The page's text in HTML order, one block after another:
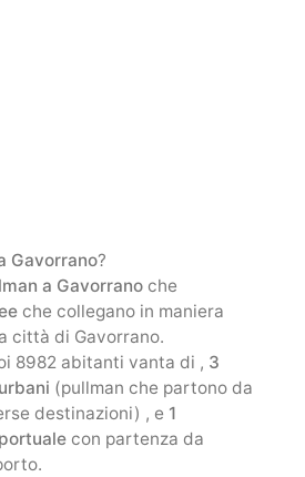
Gavorrano?
a Gavorranoche
che collegano in maniera
città di Gavorrano.
8982 abitanti vanta di , 3
(pullman che partono da
destinazioni) , e 1
con partenza da